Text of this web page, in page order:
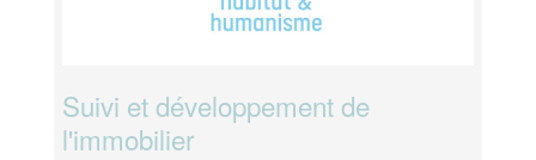
Suivi et développement de
l'immobilier